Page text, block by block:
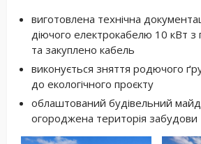
виготовлена технічна
діючого електрокабелю 10 кВт з
та закуплено кабель
виконується зняття родючого
до екологічного проєкту
облаштований будівельний
огороджена територія забудови